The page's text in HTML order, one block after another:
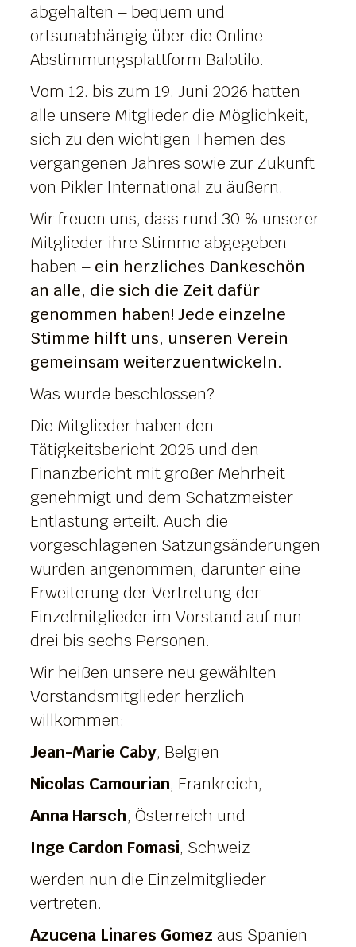
abgehalten – bequem und
ortsunabhängig über die Online-
Abstimmungsplattform Balotilo.
Vom 12. bis zum 19. Juni 2026 hatten
alle unsere Mitglieder die Möglichkeit,
sich zu den wichtigen Themen des
vergangenen Jahres sowie zur Zukunft
von Pikler International zu äußern.
Wir freuen uns, dass rund 30 % unserer
Mitglieder ihre Stimme abgegeben
haben – ein herzliches Dankeschön
an alle, die sich die Zeit dafür
genommen haben! Jede einzelne
Stimme hilft uns, unseren Verein
gemeinsam weiterzuentwickeln.
Was wurde beschlossen?
Die Mitglieder haben den
Tätigkeitsbericht 2025 und den
Finanzbericht mit großer Mehrheit
genehmigt und dem Schatzmeister
Entlastung erteilt. Auch die
vorgeschlagenen Satzungsänderungen
wurden angenommen, darunter eine
Erweiterung der Vertretung der
Einzelmitglieder im Vorstand auf nun
drei bis sechs Personen.
Wir heißen unsere neu gewählten
Vorstandsmitglieder herzlich
willkommen:
Jean-Marie Caby, Belgien
Nicolas Camourian, Frankreich,
Anna Harsch, Österreich und
Inge Cardon Fomasi, Schweiz
werden nun die Einzelmitglieder
vertreten.
Azucena Linares Gomez aus Spanien